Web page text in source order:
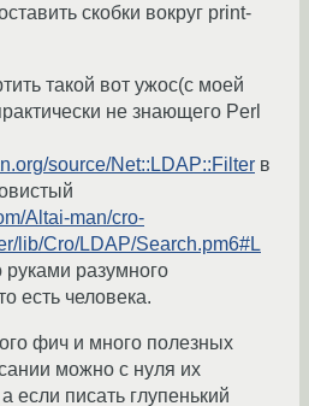
скобки вокруг print-
такой вот ужос(с моей
не знающего Perl
source/Net::LDAP::Filter в
Altai-man/cro-
lib/Cro/LDAP/Search.pm6#L
руками разумного
есть человека.
фич и много полезных
можно с нуля их
если писать глупенький